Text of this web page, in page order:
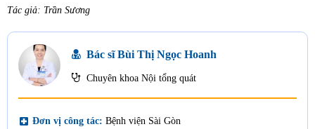
Tác giả: Trần Sương
Bác sĩ Bùi Thị Ngọc Hoanh
Chuyên khoa Nội tổng quát
local_hospital Đơn vị công tác: Bệnh viện Sài Gòn